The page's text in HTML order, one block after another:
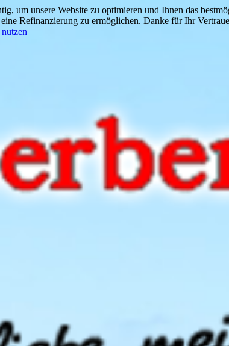
um unsere Website zu optimieren und Ihnen das
Refinanzierung zu ermöglichen. Danke für Ihr